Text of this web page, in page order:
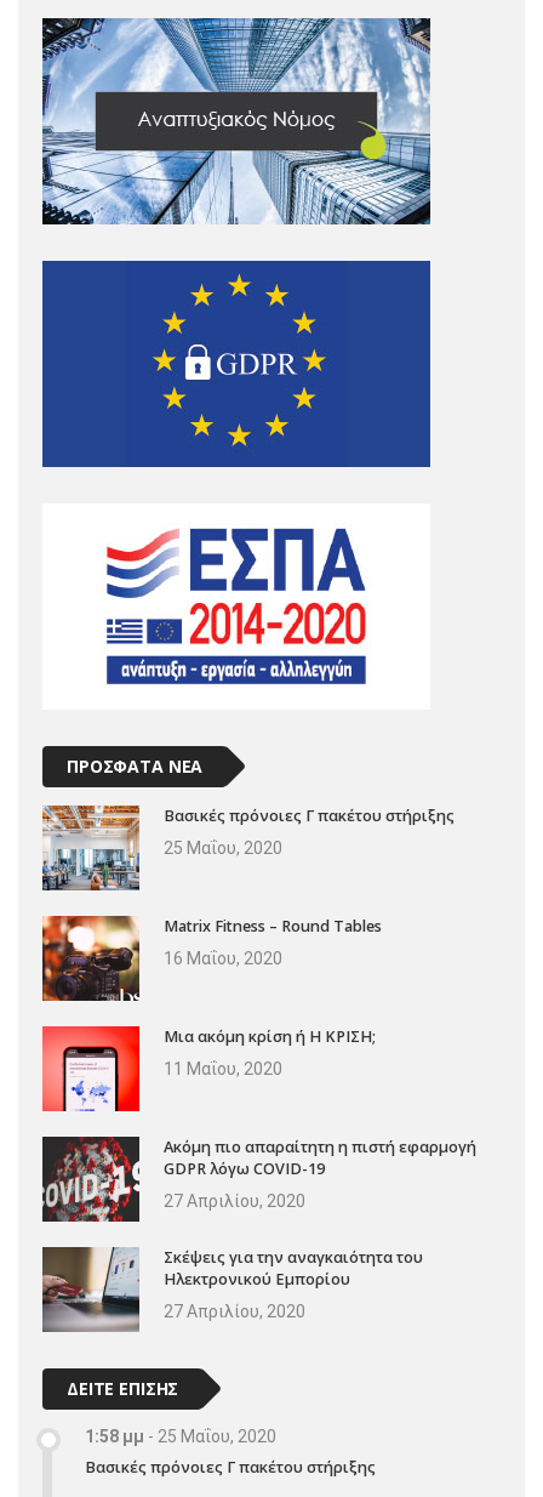
ΠΡΟΣΦΑΤΑ ΝΕΑ
Βασικές πρόνοιες Γ πακέτου στήριξης
25 Μαΐου, 2020
Matrix Fitness – Round Tables
16 Μαΐου, 2020
Μια ακόμη κρίση ή Η ΚΡΙΣΗ;
11 Μαΐου, 2020
Ακόμη πιο απαραίτητη η πιστή εφαρμογή
GDPR λόγω COVID-19
27 Απριλίου, 2020
Σκέψεις για την αναγκαιότητα του
Ηλεκτρονικού Εμπορίου
27 Απριλίου, 2020
ΔΕΙΤΕ ΕΠΙΣΗΣ
1:58 μμ - 25 Μαΐου, 2020
Βασικές πρόνοιες Γ πακέτου στήριξης